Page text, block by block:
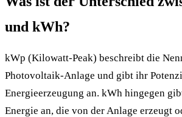
und kWh?
kWp (Kilowatt-Peak) beschreibt die
Photovoltaik-Anlage und gibt ihr
Energieerzeugung an. kWh hingegen
Energie an, die von der Anlage erzeugt